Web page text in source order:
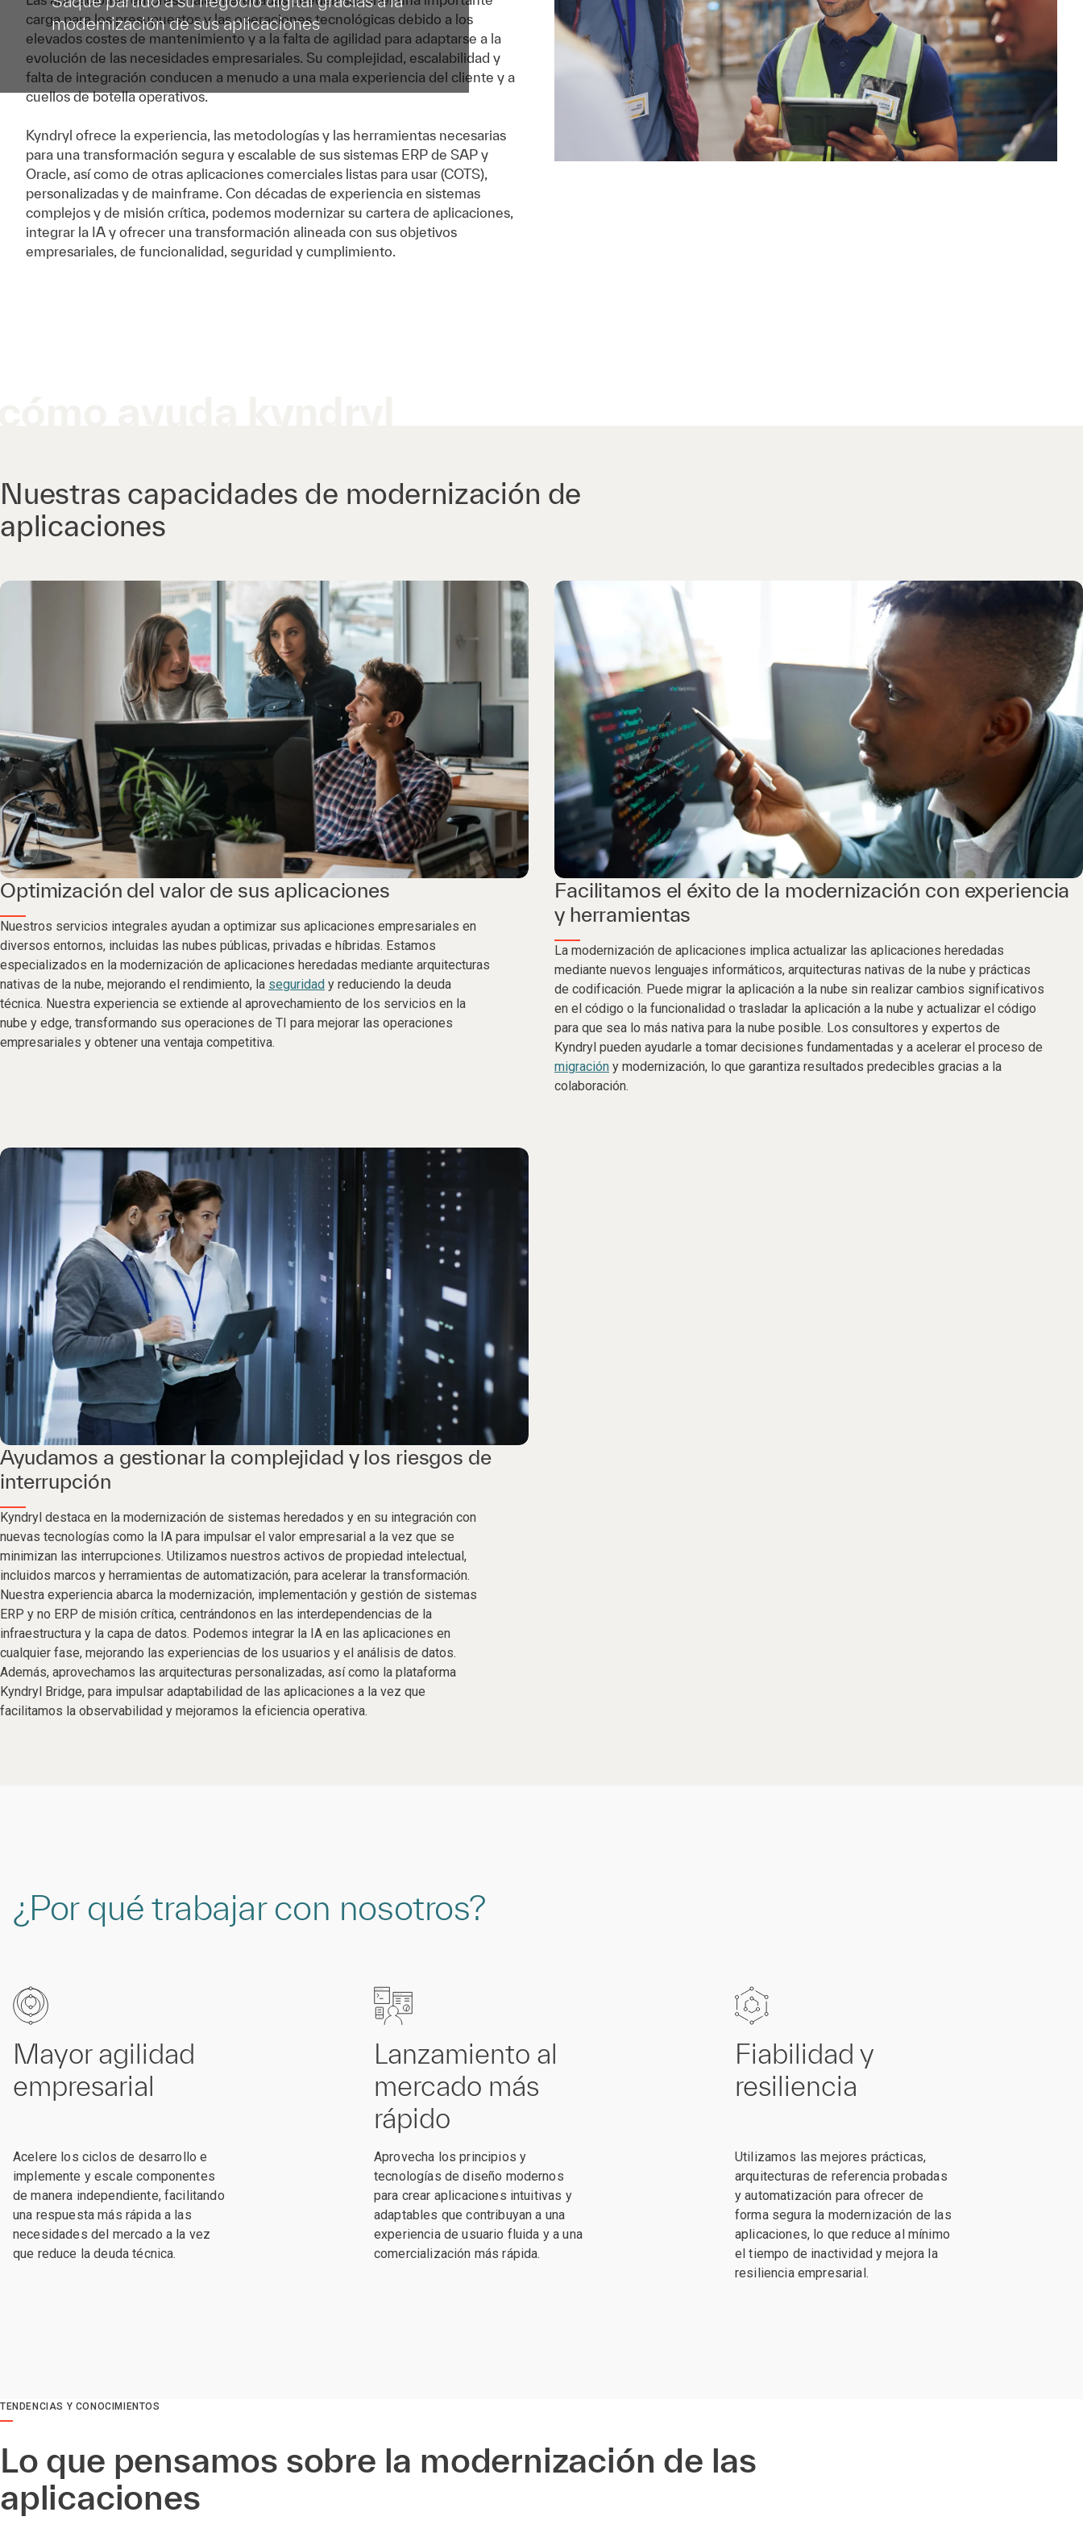
modernización de sus aplicaciones
carga para los presupuestos y las operaciones tecnológicas debido a los
elevados costes de mantenimiento y a la falta de agilidad para adaptarse a la
evolución de las necesidades empresariales. Su complejidad, escalabilidad y
falta de integración conducen a menudo a una mala experiencia del cliente y a
cuellos de botella operativos.
Kyndryl ofrece la experiencia, las metodologías y las herramientas necesarias
para una transformación segura y escalable de sus sistemas ERP de SAP y
Oracle, así como de otras aplicaciones comerciales listas para usar (COTS),
personalizadas y de mainframe. Con décadas de experiencia en sistemas
complejos y de misión crítica, podemos modernizar su cartera de aplicaciones,
integrar la IA y ofrecer una transformación alineada con sus objetivos
empresariales, de funcionalidad, seguridad y cumplimiento.
Nuestras capacidades de modernización de
aplicaciones
Optimización del valor de sus aplicaciones
Nuestros servicios integrales ayudan a optimizar sus aplicaciones empresariales en
diversos entornos, incluidas las nubes públicas, privadas e híbridas. Estamos
especializados en la modernización de aplicaciones heredadas mediante arquitecturas
nativas de la nube, mejorando el rendimiento, la seguridad y reduciendo la deuda
técnica. Nuestra experiencia se extiende al aprovechamiento de los servicios en la
nube y edge, transformando sus operaciones de TI para mejorar las operaciones
empresariales y obtener una ventaja competitiva.
Facilitamos el éxito de la modernización con experiencia
y herramientas
La modernización de aplicaciones implica actualizar las aplicaciones heredadas
mediante nuevos lenguajes informáticos, arquitecturas nativas de la nube y prácticas
de codificación. Puede migrar la aplicación a la nube sin realizar cambios significativos
en el código o la funcionalidad o trasladar la aplicación a la nube y actualizar el código
para que sea lo más nativa para la nube posible. Los consultores y expertos de
Kyndryl pueden ayudarle a tomar decisiones fundamentadas y a acelerar el proceso de
migración y modernización, lo que garantiza resultados predecibles gracias a la
colaboración.
Ayudamos a gestionar la complejidad y los riesgos de
interrupción
Kyndryl destaca en la modernización de sistemas heredados y en su integración con
nuevas tecnologías como la IA para impulsar el valor empresarial a la vez que se
minimizan las interrupciones. Utilizamos nuestros activos de propiedad intelectual,
incluidos marcos y herramientas de automatización, para acelerar la transformación.
Nuestra experiencia abarca la modernización, implementación y gestión de sistemas
ERP y no ERP de misión crítica, centrándonos en las interdependencias de la
infraestructura y la capa de datos. Podemos integrar la IA en las aplicaciones en
cualquier fase, mejorando las experiencias de los usuarios y el análisis de datos.
Además, aprovechamos las arquitecturas personalizadas, así como la plataforma
Kyndryl Bridge, para impulsar adaptabilidad de las aplicaciones a la vez que
facilitamos la observabilidad y mejoramos la eficiencia operativa.
¿Por qué trabajar con nosotros?
Mayor agilidad
empresarial
Acelere los ciclos de desarrollo e
implemente y escale componentes
de manera independiente, facilitando
una respuesta más rápida a las
necesidades del mercado a la vez
que reduce la deuda técnica.
Lanzamiento al
mercado más
rápido
Aprovecha los principios y
tecnologías de diseño modernos
para crear aplicaciones intuitivas y
adaptables que contribuyan a una
experiencia de usuario fluida y a una
comercialización más rápida.
Fiabilidad y
resiliencia
Utilizamos las mejores prácticas,
arquitecturas de referencia probadas
y automatización para ofrecer de
forma segura la modernización de las
aplicaciones, lo que reduce al mínimo
el tiempo de inactividad y mejora la
resiliencia empresarial.
TENDENCIAS Y CONOCIMIENTOS
Lo que pensamos sobre la modernización de las
aplicaciones